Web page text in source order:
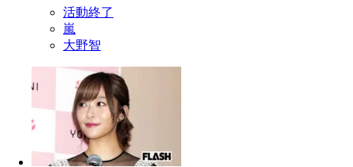
活動終了
嵐
大野智